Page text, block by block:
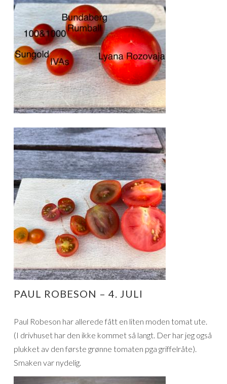
PAUL ROBESON – 4. JULI
Paul Robeson har allerede fått en liten moden tomat ute.
(I drivhuset har den ikke kommet så langt. Der har jeg også
plukket av den første grønne tomaten pga griffelråte).
Smaken var nydelig.